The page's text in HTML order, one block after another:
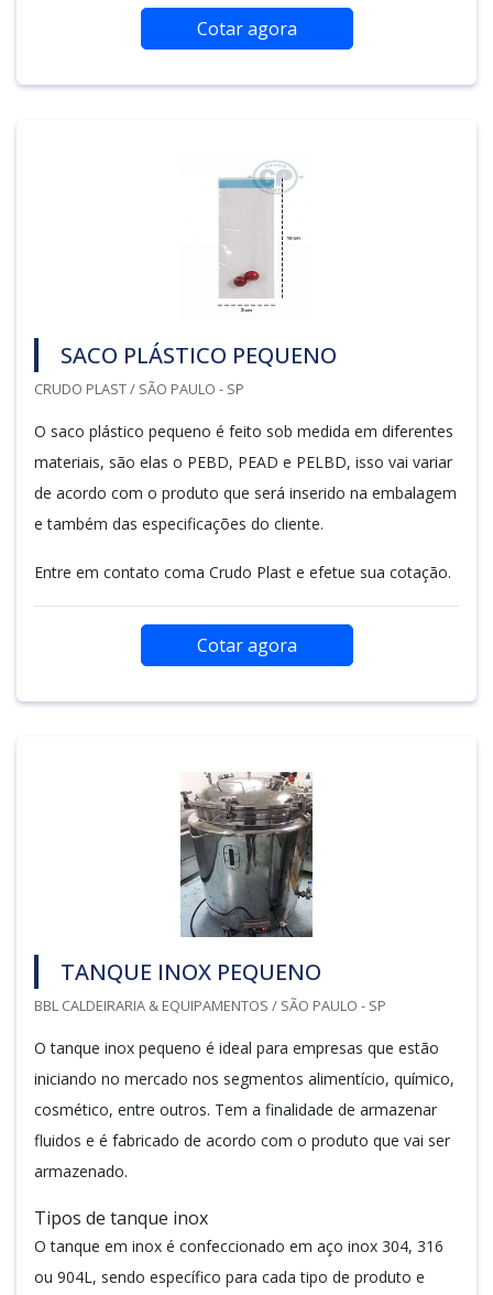
Cotar agora
SACO PLÁSTICO PEQUENO
CRUDO PLAST / SÃO PAULO - SP
O saco plástico pequeno é feito sob medida em diferentes
materiais, são elas o PEBD, PEAD e PELBD, isso vai variar
de acordo com o produto que será inserido na embalagem
e também das especificações do cliente.
Entre em contato coma Crudo Plast e efetue sua cotação.
Cotar agora
TANQUE INOX PEQUENO
BBL CALDEIRARIA & EQUIPAMENTOS / SÃO PAULO - SP
O tanque inox pequeno é ideal para empresas que estão
iniciando no mercado nos segmentos alimentício, químico,
cosmético, entre outros. Tem a finalidade de armazenar
fluidos e é fabricado de acordo com o produto que vai ser
armazenado.
Tipos de tanque inox
O tanque em inox é confeccionado em aço inox 304, 316
ou 904L, sendo específico para cada tipo de produto e